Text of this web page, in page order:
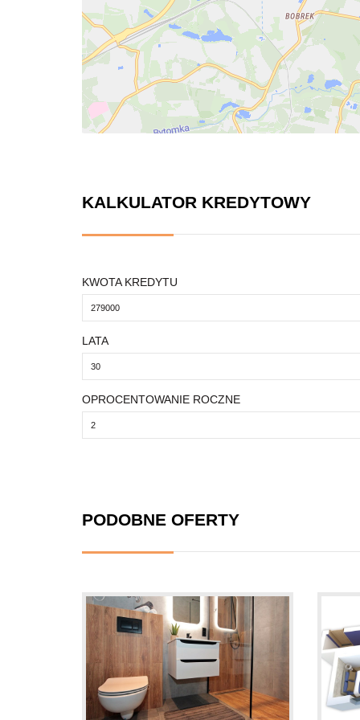
KALKULATOR KREDYTOWY
KWOTA KREDYTU
LATA
OPROCENTOWANIE ROCZNE
PODOBNE OFERTY